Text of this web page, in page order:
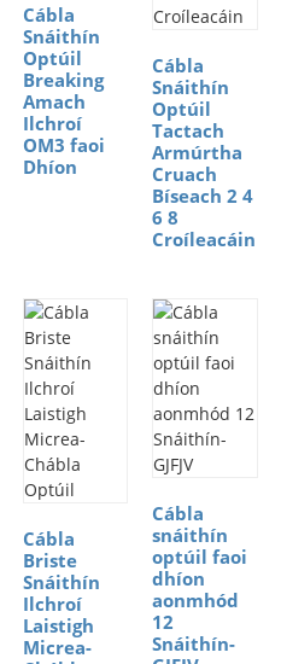
Cábla
Snáithín
Optúil
Breaking
Amach
Ilchroí
OM3 faoi
Dhíon
Cábla
Snáithín
Optúil
Tactach
Armúrtha
Cruach
Bíseach 2 4
6 8
Croíleacáin
Cábla
Briste
Snáithín
Ilchroí
Laistigh
Micrea-
Cábla
snáithín
optúil faoi
dhíon
aonmhód
12
Snáithín-